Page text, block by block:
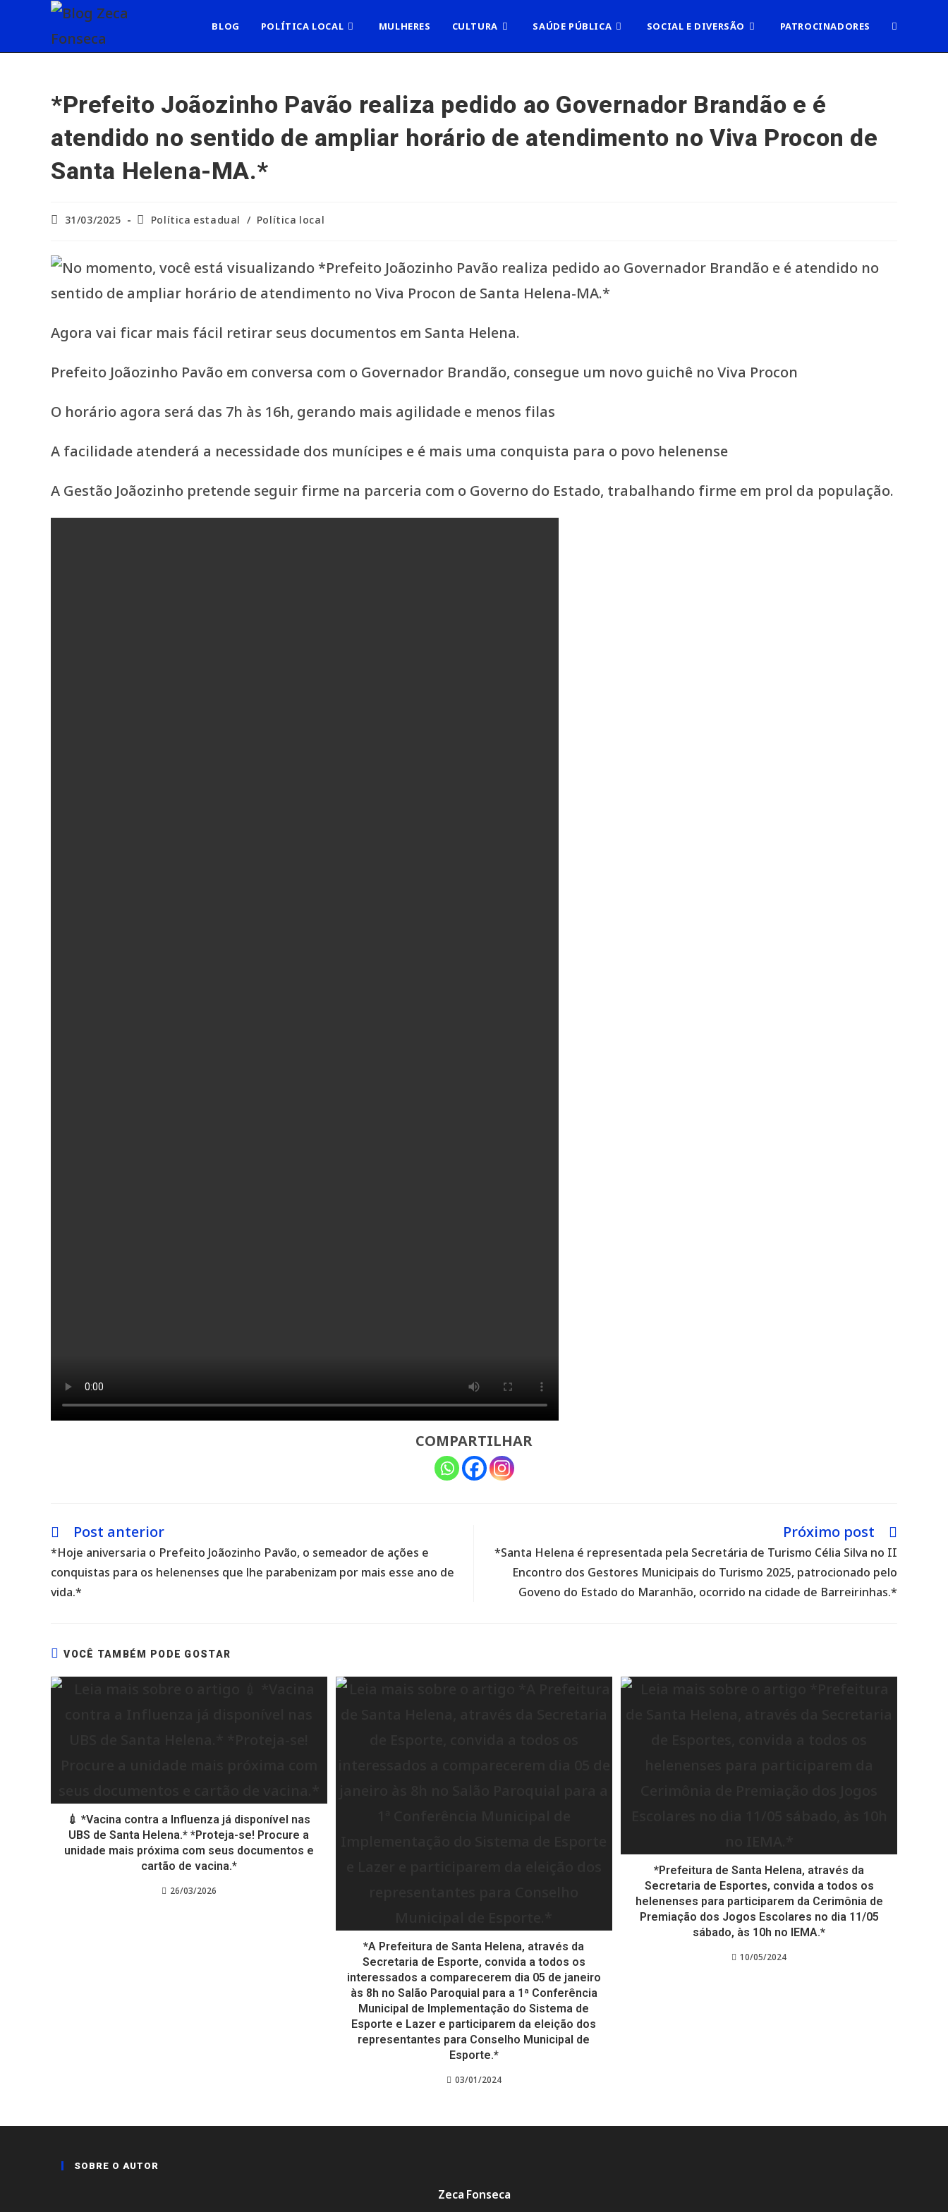
BLOG POLÍTICA LOCAL MULHERES CULTURA SAÚDE PÚBLICA SOCIAL E DIVERSÃO PATROCINADORES ALTERNAR
*Prefeito Joãozinho Pavão realiza pedido ao Governador Brandão e é
atendido no sentido de ampliar horário de atendimento no Viva Procon de
Santa Helena-MA.*
Post31/03/2025
Categoria
Política estadual / Política local
Agora vai ficar mais fácil retirar seus documentos em Santa Helena.
Prefeito Joãozinho Pavão em conversa com o Governador Brandão, consegue um novo guichê no Viva Procon
O horário agora será das 7h às 16h, gerando mais agilidade e menos filas
A facilidade atenderá a necessidade dos munícipes e é mais uma conquista para o povo helenense
A Gestão Joãozinho pretende seguir firme na parceria com o Governo do Estado, trabalhando firme em prol da população.
COMPARTILHAR
Leia
artigos
Post anterior
*Hoje aniversaria o Prefeito Joãozinho Pavão, o semeador de ações e
conquistas para os helenenses que lhe parabenizam por mais esse ano de
vida.*
Próximo post
*Santa Helena é representada pela Secretária de Turismo Célia Silva no II
Encontro dos Gestores Municipais do Turismo 2025, patrocionado pelo
Goveno do Estado do Maranhão, ocorrido na cidade de Barreirinhas.*
VOCÊ TAMBÉM PODE GOSTAR
💉 *Vacina contra a Influenza já disponível nas
UBS de Santa Helena.* *Proteja-se! Procure a
unidade mais próxima com seus documentos e
cartão de vacina.*
26/03/2026
*A Prefeitura de Santa Helena, através da
Secretaria de Esporte, convida a todos os
interessados a comparecerem dia 05 de janeiro
às 8h no Salão Paroquial para a 1ª Conferência
Municipal de Implementação do Sistema de
Esporte e Lazer e participarem da eleição dos
representantes para Conselho Municipal de
Esporte.*
03/01/2024
*Prefeitura de Santa Helena, através da
Secretaria de Esportes, convida a todos os
helenenses para participarem da Cerimônia de
Premiação dos Jogos Escolares no dia 11/05
sábado, às 10h no IEMA.*
10/05/2024
SOBRE O AUTOR
Zeca Fonseca